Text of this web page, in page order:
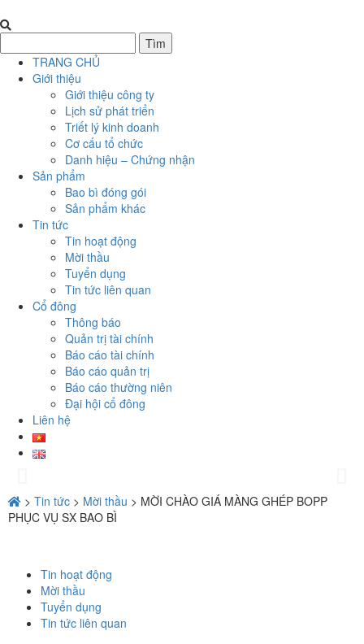
TRANG CHỦ
Giới thiệu
Giới thiệu công ty
Lịch sử phát triển
Triết lý kinh doanh
Cơ cấu tổ chức
Danh hiệu – Chứng nhận
Sản phẩm
Bao bì đóng gói
Sản phẩm khác
Tin tức
Tin hoạt động
Mời thầu
Tuyển dụng
Tin tức liên quan
Cổ đông
Thông báo
Quản trị tài chính
Báo cáo tài chính
Báo cáo quản trị
Báo cáo thường niên
Đại hội cổ đông
Liên hệ
> Tin tức > Mời thầu > MỜI CHÀO GIÁ MÀNG GHÉP BOPP
PHỤC VỤ SX BAO BÌ
Tin hoạt động
Mời thầu
Tuyển dụng
Tin tức liên quan